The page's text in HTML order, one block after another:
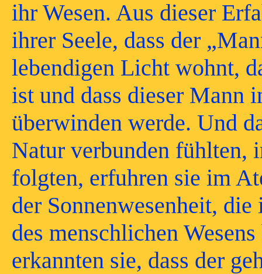
ihr Wesen. Aus dieser
ihrer Seele, dass der
lebendigen Licht wohnt,
ist und dass dieser Mann
überwinden werde. Und
Natur verbunden fühlten,
folgten, erfuhren sie im
der Sonnenwesenheit,
des menschlichen
erkannten sie, dass der